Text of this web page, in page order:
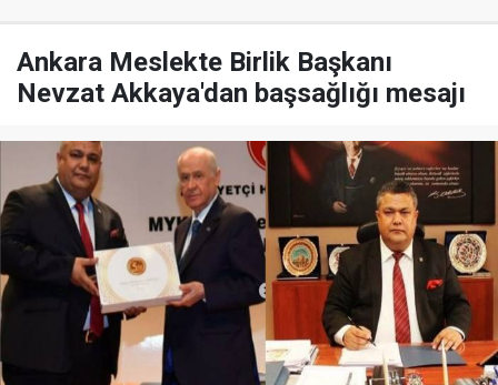
Ankara Meslekte Birlik Başkanı
Nevzat Akkaya'dan başsağlığı mesajı